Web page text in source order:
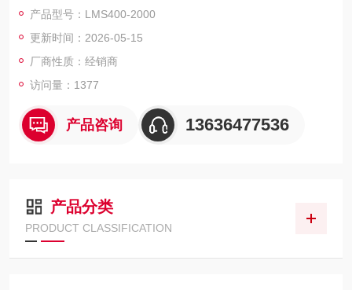
颜色: 淡蓝色 （RAL 5012）
集成应用: Level Control
扫描频率: 300 Hz ... 500 Hz
产品型号：LMS400-2000
更新时间：2026-05-15
厂商性质：经销商
访问量：1377
产品咨询 13636477536
产品分类
PRODUCT CLASSIFICATION